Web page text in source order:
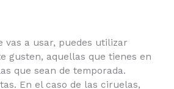
vas a usar, puedes utilizar
gusten, aquellas que tienes en
que sean de temporada.
En el caso de las ciruelas,